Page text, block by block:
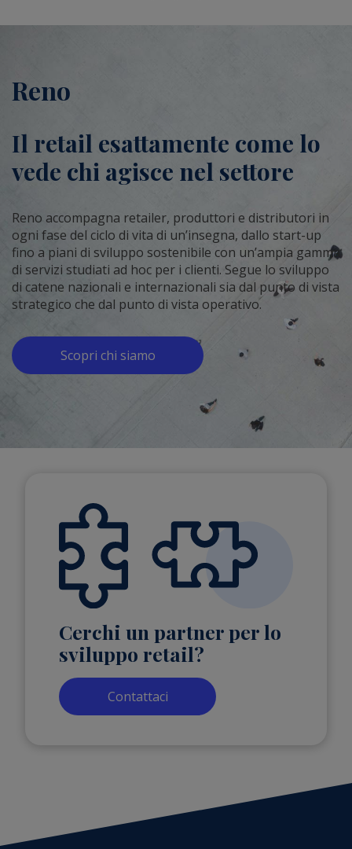
Reno
Il retail esattamente come lo
vede chi agisce nel settore
Reno accompagna retailer, produttori e distributori in
ogni fase del ciclo di vita di un’insegna, dallo start-up
fino a piani di sviluppo sostenibile con un’ampia gamma
di servizi studiati ad hoc per i clienti. Segue lo sviluppo
di catene nazionali e internazionali sia dal punto di vista
strategico che dal punto di vista operativo.
Scopri chi siamo
Cerchi un partner per lo
sviluppo retail?
Contattaci